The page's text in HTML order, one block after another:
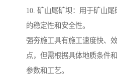
10. 矿山尾矿坝：用于矿山
的稳定性和安全性。
强夯施工具有施工速度快、
点，但需根据具体地质条件
参数和工艺。